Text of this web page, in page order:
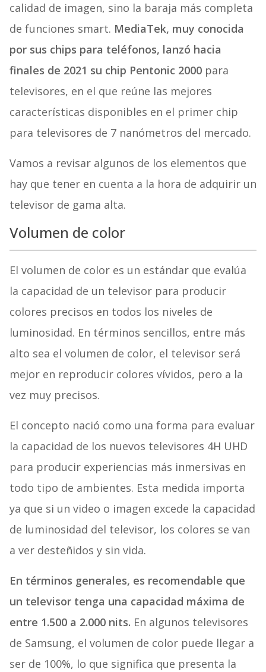
calidad de imagen, sino la baraja más completa
de funciones smart. MediaTek, muy conocida
por sus chips para teléfonos, lanzó hacia
finales de 2021 su chip Pentonic 2000para
televisores, en el que reúne las mejores
características disponibles en el primer chip
para televisores de 7 nanómetros del mercado.
Vamos a revisar algunos de los elementos que
hay que tener en cuenta a la hora de adquirir un
televisor de gama alta.
Volumen de color
El volumen de color es un estándar que evalúa
la capacidad de un televisor para producir
colores precisos en todos los niveles de
luminosidad. En términos sencillos, entre más
alto sea el volumen de color, el televisor será
mejor en reproducir colores vívidos, pero a la
vez muy precisos.
El concepto nació como una forma para evaluar
la capacidad de los nuevos televisores 4H UHD
para producir experiencias más inmersivas en
todo tipo de ambientes. Esta medida importa
ya que si un video o imagen excede la capacidad
de luminosidad del televisor, los colores se van
a ver desteñidos y sin vida.
En términos generales, es recomendable que
un televisor tenga una capacidad máxima de
entre 1.500 a 2.000 nits. En algunos televisores
de Samsung, el volumen de color puede llegar a
ser de 100%, lo que significa que presenta la